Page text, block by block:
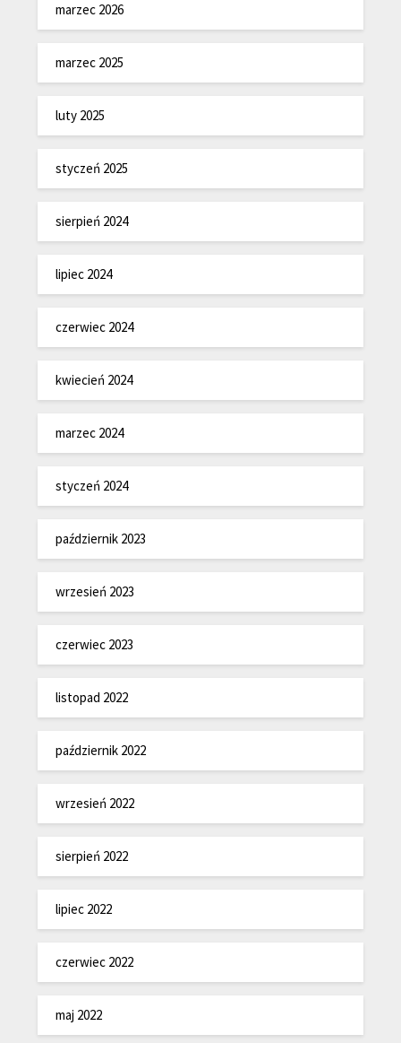
marzec 2026
marzec 2025
luty 2025
styczeń 2025
sierpień 2024
lipiec 2024
czerwiec 2024
kwiecień 2024
marzec 2024
styczeń 2024
październik 2023
wrzesień 2023
czerwiec 2023
listopad 2022
październik 2022
wrzesień 2022
sierpień 2022
lipiec 2022
czerwiec 2022
maj 2022